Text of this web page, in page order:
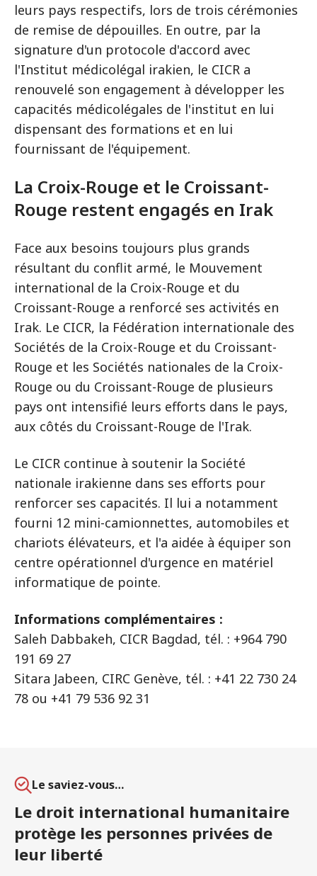
leurs pays respectifs, lors de trois cérémonies
de remise de dépouilles. En outre, par la
signature d'un protocole d'accord avec
l'Institut médicolégal irakien, le CICR a
renouvelé son engagement à développer les
capacités médicolégales de l'institut en lui
dispensant des formations et en lui
fournissant de l'équipement.
La Croix-Rouge et le Croissant-
Rouge restent engagés en Irak
Face aux besoins toujours plus grands
résultant du conflit armé, le Mouvement
international de la Croix-Rouge et du
Croissant-Rouge a renforcé ses activités en
Irak. Le CICR, la Fédération internationale des
Sociétés de la Croix-Rouge et du Croissant-
Rouge et les Sociétés nationales de la Croix-
Rouge ou du Croissant-Rouge de plusieurs
pays ont intensifié leurs efforts dans le pays,
aux côtés du Croissant-Rouge de l'Irak.
Le CICR continue à soutenir la Société
nationale irakienne dans ses efforts pour
renforcer ses capacités. Il lui a notamment
fourni 12 mini-camionnettes, automobiles et
chariots élévateurs, et l'a aidée à équiper son
centre opérationnel d'urgence en matériel
informatique de pointe.
Informations complémentaires :
Saleh Dabbakeh, CICR Bagdad, tél. : +964 790
191 69 27
Sitara Jabeen, CIRC Genève, tél. : +41 22 730 24
78 ou +41 79 536 92 31
Le saviez-vous…
Le droit international humanitaire
protège les personnes privées de
leur liberté